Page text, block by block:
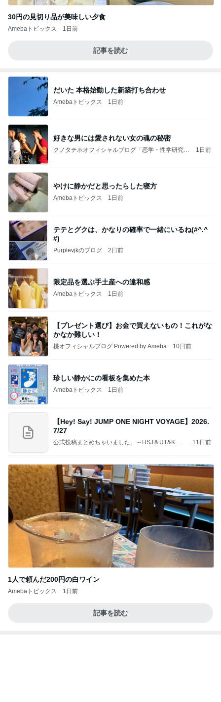
30円の見切り品が美味しい夕食
Amebaトピックス 1日前
記事を読む
だいた 本格始動した新築打ち合わせ
Amebaトピックス 1日前
好きな男には愛されない女の魂の秘密
クノタチホオフィシャルブログ「恋学・性学研究
1日前
やけに静かだと思ったらした寝方
Amebaトピックス 1日前
テテとグクは、かなりの確率で一緒にいるね(#^.^
#)
Purplevjkのブログ 2日前
限定品を選ぶ手土産への違和感
Amebaトピックス 1日前
【プレゼント選び】お金で買えないもの！これがな
かなか難しい！
桃オフィシャルブログ Powered by Ameba 10日前
珍しい静かにの看板を集めた本
Amebaトピックス 1日前
【Hey! Say! JUMP ONE NIGHT VOYAGE】2026.
7/27
公式投稿まとめちゃいました。～HSJ＆UT&K.O.
11日前
1人で頼んだ200円の白ワイン
Amebaトピックス 1日前
記事を読む